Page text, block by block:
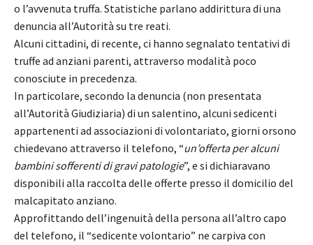
o l’avvenuta truffa. Statistiche parlano addirittura di una
denuncia all’Autorità su tre reati.
Alcuni cittadini, di recente, ci hanno segnalato tentativi di
truffe ad anziani parenti, attraverso modalità poco
conosciute in precedenza.
In particolare, secondo la denuncia (non presentata
all’Autorità Giudiziaria) di un salentino, alcuni sedicenti
appartenenti ad associazioni di volontariato, giorni orsono
chiedevano attraverso il telefono, “un’offerta per alcuni
bambini sofferenti di gravi patologie”, e si dichiaravano
disponibili alla raccolta delle offerte presso il domicilio del
malcapitato anziano.
Approfittando dell’ingenuità della persona all’altro capo
del telefono, il “sedicente volontario” ne carpiva con